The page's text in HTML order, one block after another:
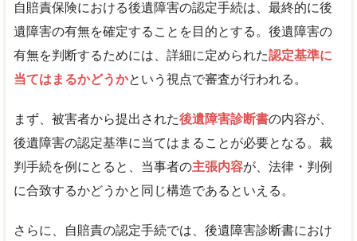
自賠責保険における後遺障害の認定手続は、最終的に後
遺障害の有無を確定することを目的とする。後遺障害の
有無を判断するためには、詳細に定められた認定基準に
当てはまるかどうかという視点で審査が行われる。
まず、被害者から提出された後遺障害診断書の内容が、
後遺障害の認定基準に当てはまることが必要となる。裁
判手続を例にとると、当事者の主張内容が、法律・判例
に合致するかどうかと同じ構造であるといえる。
さらに、自賠責の認定手続では、後遺障害診断書におけ